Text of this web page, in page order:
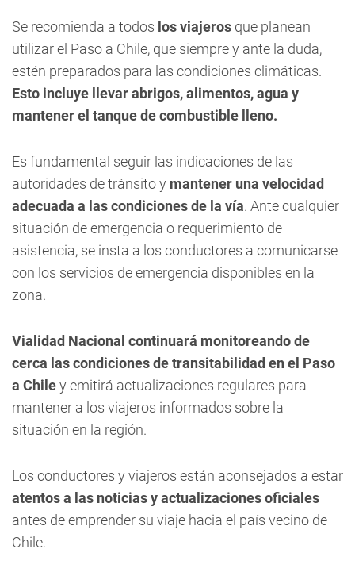
Se recomienda a todos los viajeros que planean
utilizar el Paso a Chile, que siempre y ante la duda,
estén preparados para las condiciones climáticas.
Esto incluye llevar abrigos, alimentos, agua y
mantener el tanque de combustible lleno.
Es fundamental seguir las indicaciones de las
autoridades de tránsito y mantener una velocidad
adecuada a las condiciones de la vía. Ante cualquier
situación de emergencia o requerimiento de
asistencia, se insta a los conductores a comunicarse
con los servicios de emergencia disponibles en la
zona.
Vialidad Nacional continuará monitoreando de
cerca las condiciones de transitabilidad en el Paso
a Chiley emitirá actualizaciones regulares para
mantener a los viajeros informados sobre la
situación en la región.
Los conductores y viajeros están aconsejados a estar
atentos a las noticias y actualizaciones oficiales
antes de emprender su viaje hacia el país vecino de
Chile.